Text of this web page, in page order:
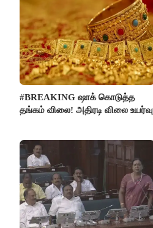
#BREAKING ஷாக் கொடுத்த
தங்கம் விலை! அதிரடி விலை உயர்வு